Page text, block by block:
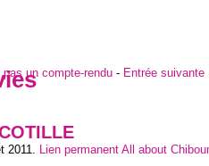
un compte-rendu - Entrée
2011 Lien permanent All about